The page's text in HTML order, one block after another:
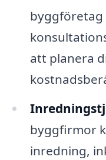
att planera
byggfirmor
inredning,